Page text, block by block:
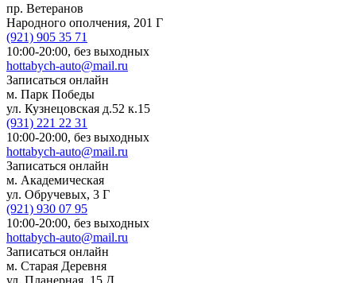
пр. Ветеранов
Народного ополчения, 201 Г
(921) 905 35 71
10:00-20:00, без выходных
hottabych-auto@mail.ru
Записаться онлайн
м. Парк Победы
ул. Кузнецовская д.52 к.15
(931) 221 22 31
10:00-20:00, без выходных
hottabych-auto@mail.ru
Записаться онлайн
м. Академическая
ул. Обручевых, 3 Г
(921) 930 07 95
10:00-20:00, без выходных
hottabych-auto@mail.ru
Записаться онлайн
м. Старая Деревня
ул. Планерная, 15 Д